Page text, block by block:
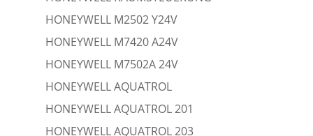
HONEYWELL M2502 Y24V
HONEYWELL M7420 A24V
HONEYWELL M7502A 24V
HONEYWELL AQUATROL
HONEYWELL AQUATROL 201
HONEYWELL AQUATROL 203